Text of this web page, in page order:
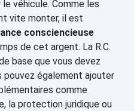
le véhicule. Comme les
vite monter, il est
consciencieuse
de cet argent. La R.C.
base que vous devez
pouvez également ajouter
comme
la protection juridique ou